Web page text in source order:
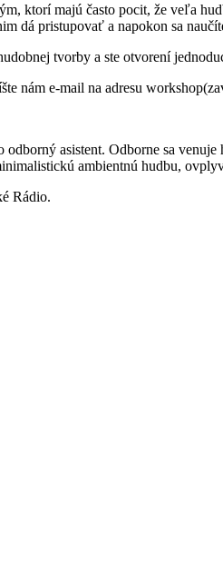
ktorí majú často pocit, že veľa
dá pristupovať a napokon sa
tvorby a ste otvorení
nám e-mail na adresu
asistent. Odborne sa
ambientnú hudbu,
Rádio.